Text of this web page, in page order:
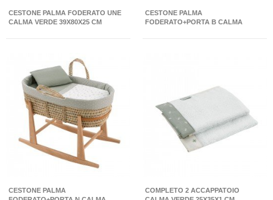
CESTONE PALMA FODERATO UNE
CALMA VERDE 39X80X25 CM
CESTONE PALMA
FODERATO+PORTA B CALMA
CESTONE PALMA
COMPLETO 2 ACCAPPATOIO